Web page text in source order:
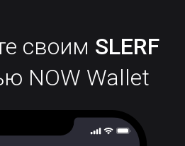
своим SLERF
NOW Wallet